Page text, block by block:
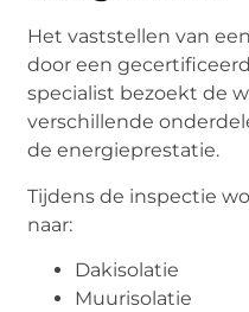
Het vaststellen van
door een
specialist bezoekt de
verschillende
de energieprestatie.
Tijdens de inspectie
naar:
Dakisolatie
Muurisolatie